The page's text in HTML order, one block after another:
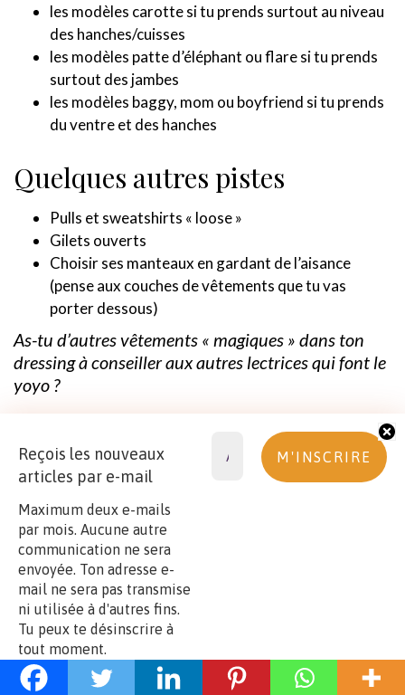
les modèles carotte si tu prends surtout au niveau
des hanches/cuisses
les modèles patte d’éléphant ou flare si tu prends
surtout des jambes
les modèles baggy, mom ou boyfriend si tu prends
du ventre et des hanches
Quelques autres pistes
Pulls et sweatshirts « loose »
Gilets ouverts
Choisir ses manteaux en gardant de l’aisance
(pense aux couches de vêtements que tu vas
porter dessous)
As-tu d’autres vêtements « magiques » dans ton
dressing à conseiller aux autres lectrices qui font le
yoyo ?
Source des images : Images libres de droit sur Pixabay ; Photo de
leggingsWolven(wolventhreads.com) ; Photos sélection shopping du
catalogue en ligneOnce Again (www.onceagain.fr)
Existe-il une
solution alternative
pour avoir une
garde-robe
Reçois les nouveaux
articles par e-mail
Maximum deux e-mails
par mois. Aucune autre
communication ne sera
envoyée. Ton adresse e-
mail ne sera pas transmise
ni utilisée à d'autres fins.
Tu peux te désinscrire à
tout moment.